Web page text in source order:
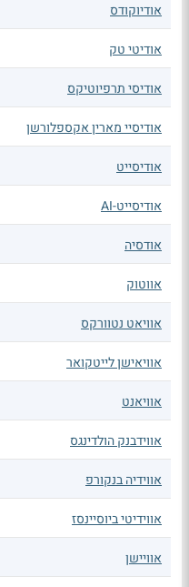
אודיוקודס
אודיטי טק
אודיסי תרפיוטיקס
אודיסיי מארין אקספלורשן
אודיסייט
אודיסייט-AI
אודסיה
אווטוק
אוויאט נטוורקס
אוויאישן לייטקואר
אוויאנט
אווידבנק הולדינגס
אווידיה בנקורפ
אווידיטי ביוסיינסז
אוויישן